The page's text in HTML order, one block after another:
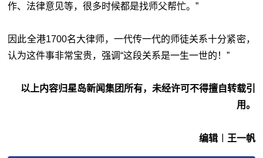
作、法律意见等，很多时候都是找师父帮忙。”
因此全港1700名大律师，一代传一代的师徒关系十分紧密，
认为这件事非常宝贵，强调“这段关系是一生一世的！”
以上内容归星岛新闻集团所有，未经许可不得擅自转载引
用。
编辑︱王一帆